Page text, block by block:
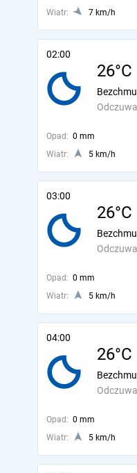
Wiatr:
7 km/h
02:00
26°C
Opad: 0 mm
Wiatr:
5 km/h
03:00
26°C
Opad: 0 mm
Wiatr:
5 km/h
04:00
26°C
Opad: 0 mm
Wiatr:
5 km/h